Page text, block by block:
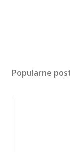
Popularne